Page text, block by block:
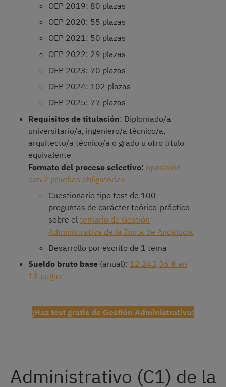
OEP 2019: 80 plazas
OEP 2020: 55 plazas
OEP 2021: 50 plazas
OEP 2022: 29 plazas
OEP 2023: 70 plazas
OEP 2024: 102 plazas
OEP 2025: 77 plazas
Requisitos de titulación: Diplomado/a
universitario/a, ingeniero/a técnico/a,
arquitecto/a técnico/a o grado u otro título
equivalente
Formato del proceso selectivo: oposición
con 2 pruebas obligatorias
Cuestionario tipo test de 100
preguntas de carácter teórico-práctico
sobre el temario de Gestión
Administrativa de la Junta de Andalucía
Desarrollo por escrito de 1 tema
Sueldo bruto base (anual): 12.243,36 € en
12 pagas
¡Haz test gratis de Gestión Administrativa!
Administrativo (C1) de la